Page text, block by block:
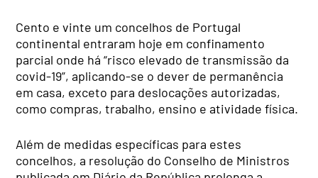
Cento e vinte um concelhos de Portugal
continental entraram hoje em confinamento
parcial onde há “risco elevado de transmissão da
covid-19”, aplicando-se o dever de permanência
em casa, exceto para deslocações autorizadas,
como compras, trabalho, ensino e atividade física.
Além de medidas específicas para estes
concelhos, a resolução do Conselho de Ministros